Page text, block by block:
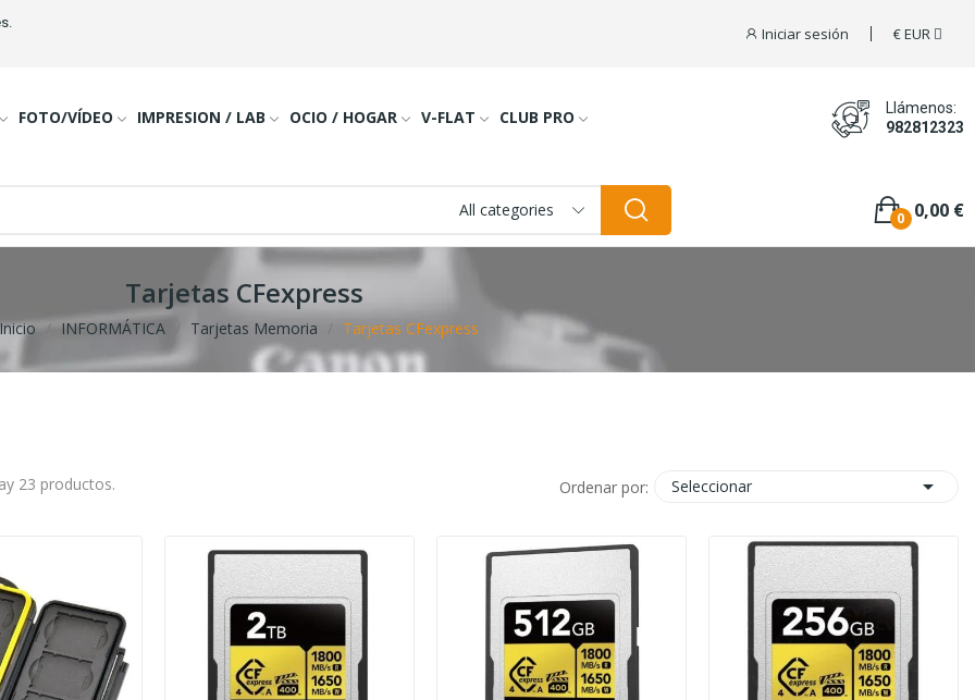
Iniciar sesión €EUR
FOTO/VÍDEO IMPRESION / LAB OCIO / HOGAR V-FLAT CLUB PRO
Llámenos:
982812323
All categories 0,00 €
0
Tarjetas CFexpress
INFORMÁTICA Tarjetas Memoria Tarjetas CFexpress
23 productos. Ordenar por: Seleccionar 